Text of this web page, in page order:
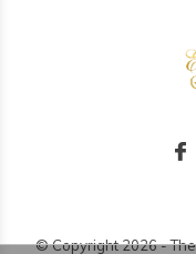
© Copyright2026-